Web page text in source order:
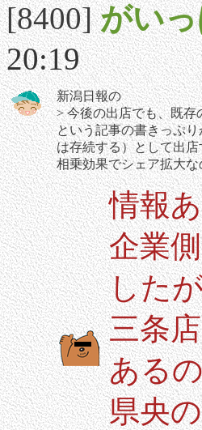
[8400]がい
20:19
新潟日報の
> 今後の出店でも、既
という記事の書きっぷ
は存続する）として出
相乗効果でシェア拡大
情報
企業
した
三条
ある
県央